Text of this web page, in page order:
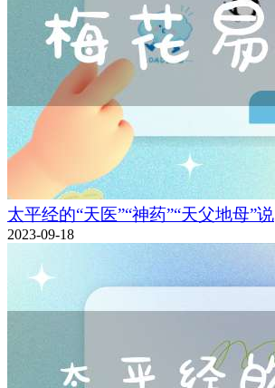
太平经的“天医”“神药”“天父地母”说
2023-09-18